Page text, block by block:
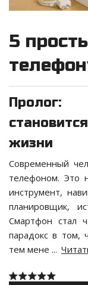
5
жизни
Современный
телефоном. Это
инструмент,
планировщик,
Смартфон стал
парадокс в том,
тем мене ...